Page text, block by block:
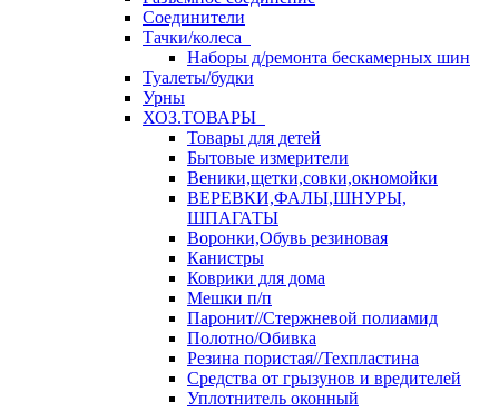
Соединители
Тачки/колеса
Наборы д/ремонта бескамерных шин
Туалеты/будки
Урны
ХОЗ.ТОВАРЫ
Товары для детей
Бытовые измерители
Веники,щетки,совки,окномойки
ВЕРЕВКИ,ФАЛЫ,ШНУРЫ,
ШПАГАТЫ
Воронки,Обувь резиновая
Канистры
Коврики для дома
Мешки п/п
Паронит//Стержневой полиамид
Полотно/Обивка
Резина пористая//Техпластина
Средства от грызунов и вредителей
Уплотнитель оконный